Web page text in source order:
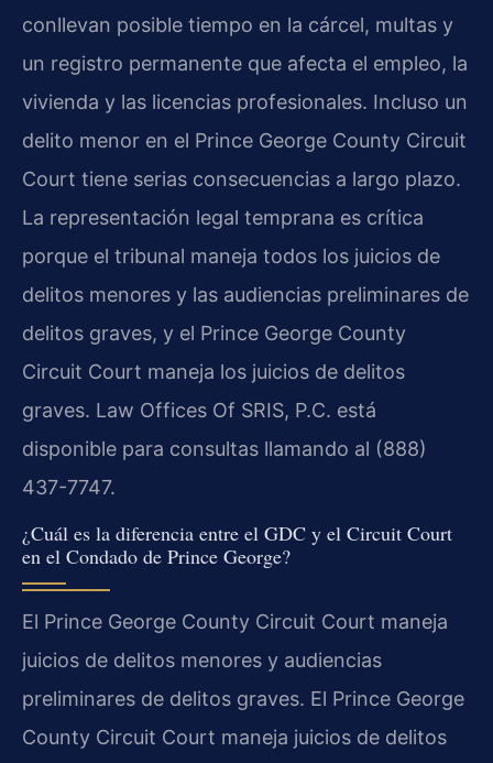
conllevan posible tiempo en la cárcel, multas y
un registro permanente que afecta el empleo, la
vivienda y las licencias profesionales. Incluso un
delito menor en el Prince George County Circuit
Court tiene serias consecuencias a largo plazo.
La representación legal temprana es crítica
porque el tribunal maneja todos los juicios de
delitos menores y las audiencias preliminares de
delitos graves, y el Prince George County
Circuit Court maneja los juicios de delitos
graves. Law Offices Of SRIS, P.C. está
disponible para consultas llamando al (888)
437-7747.
¿Cuál es la diferencia entre el GDC y el Circuit Court
en el Condado de Prince George?
El Prince George County Circuit Court maneja
juicios de delitos menores y audiencias
preliminares de delitos graves. El Prince George
County Circuit Court maneja juicios de delitos